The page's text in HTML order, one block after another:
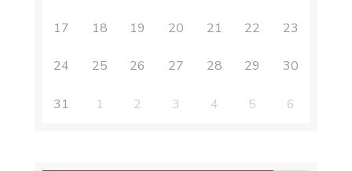
17 18 19 20 21 22 23
24 25 26 27 28 29 30
31 1 2 3 4 5 6